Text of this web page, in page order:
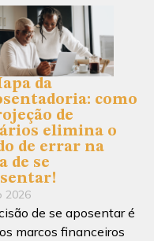
da
como
de
elimina o
de errar na
de se
2026
de se aposentar é
marcos financeiros